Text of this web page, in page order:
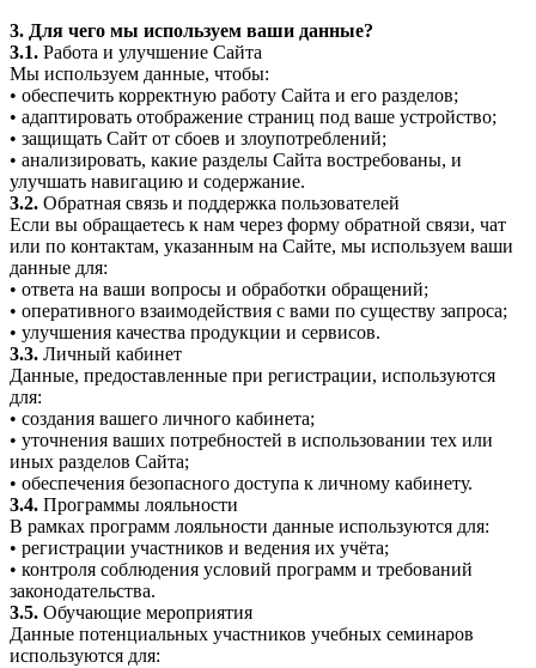
3. Для чего мы используем ваши данные?
3.1. Работа и улучшение Сайта
Мы используем данные, чтобы:
• обеспечить корректную работу Сайта и его разделов;
• адаптировать отображение страниц под ваше устройство;
• защищать Сайт от сбоев и злоупотреблений;
• анализировать, какие разделы Сайта востребованы, и
улучшать навигацию и содержание.
3.2. Обратная связь и поддержка пользователей
Если вы обращаетесь к нам через форму обратной связи, чат
или по контактам, указанным на Сайте, мы используем ваши
данные для:
• ответа на ваши вопросы и обработки обращений;
• оперативного взаимодействия с вами по существу запроса;
• улучшения качества продукции и сервисов.
3.3. Личный кабинет
Данные, предоставленные при регистрации, используются
для:
• создания вашего личного кабинета;
• уточнения ваших потребностей в использовании тех или
иных разделов Сайта;
• обеспечения безопасного доступа к личному кабинету.
3.4. Программы лояльности
В рамках программ лояльности данные используются для:
• регистрации участников и ведения их учёта;
• контроля соблюдения условий программ и требований
законодательства.
3.5. Обучающие мероприятия
Данные потенциальных участников учебных семинаров
используются для: